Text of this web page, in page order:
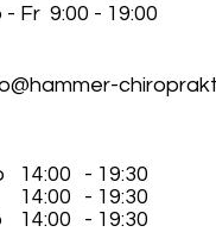
- Fr 9:00 - 19:00
14:00
14:00
14:00
-
-
-
19:30
19:30
19:30